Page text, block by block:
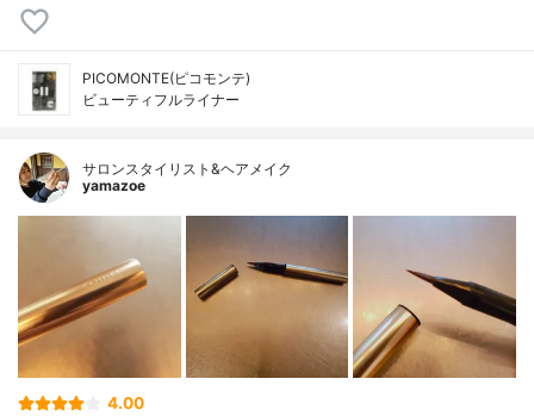
PICOMONTE(ピコモンテ)
ビューティフルライナー
サロンスタイリスト&ヘアメイク
yamazoe
4.00